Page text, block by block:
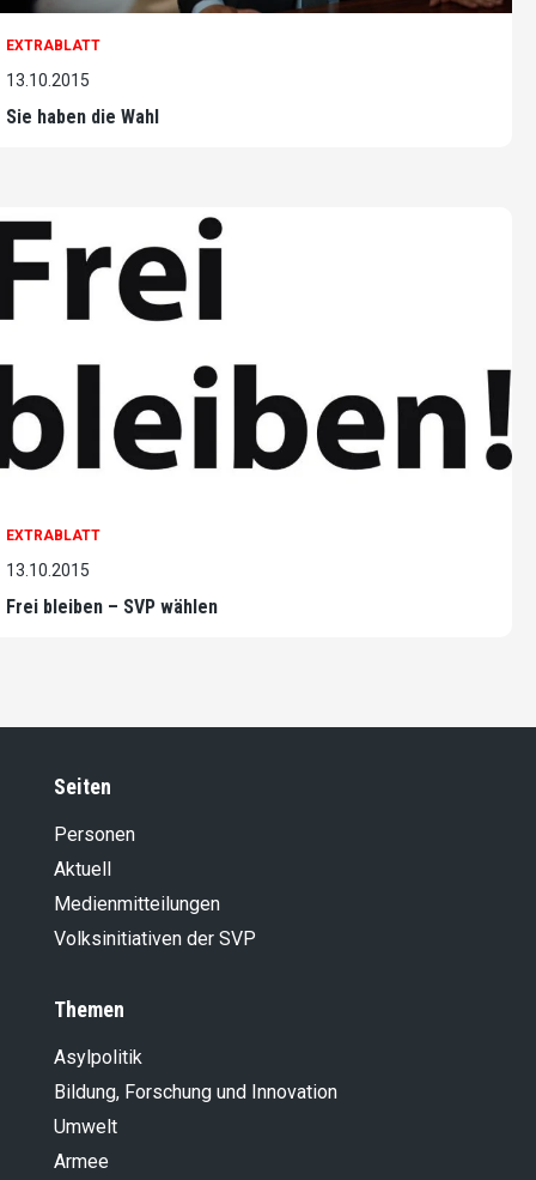
EXTRABLATT
13.10.2015
Sie haben die Wahl
EXTRABLATT
13.10.2015
Frei bleiben – SVP wählen
Seiten
Personen
Aktuell
Medienmitteilungen
Volksinitiativen der SVP
Themen
Asylpolitik
Bildung, Forschung und Innovation
Umwelt
Armee